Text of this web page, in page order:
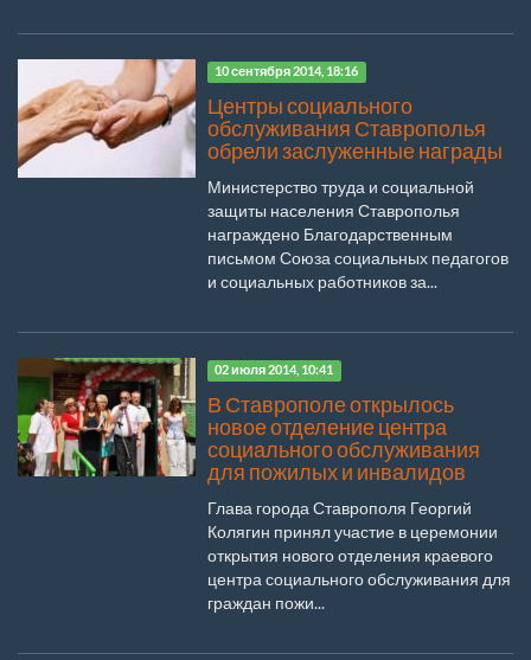
10 сентября 2014, 18:16
Центры социального
обслуживания Ставрополья
обрели заслуженные награды
Министерство труда и социальной
защиты населения Ставрополья
награждено Благодарственным
письмом Союза социальных педагогов
и социальных работников за...
02 июля 2014, 10:41
В Ставрополе открылось
новое отделение центра
социального обслуживания
для пожилых и инвалидов
Глава города Ставрополя Георгий
Колягин принял участие в церемонии
открытия нового отделения краевого
центра социального обслуживания для
граждан пожи...